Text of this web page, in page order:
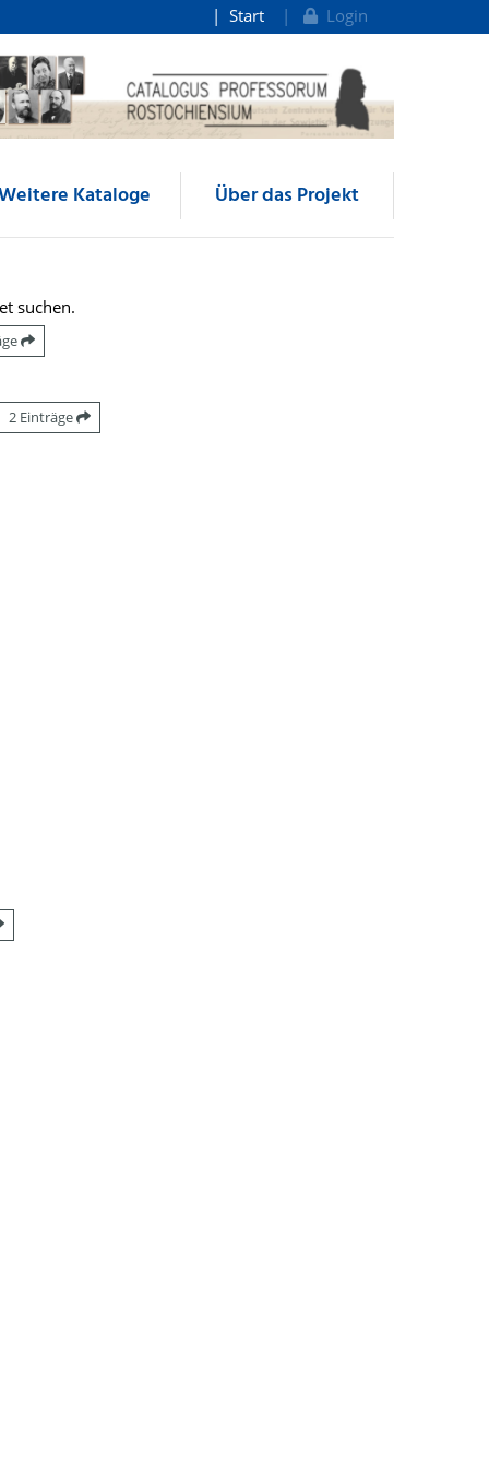
Start Login
Kataloge Über das Projekt
suchen.
2 Einträge